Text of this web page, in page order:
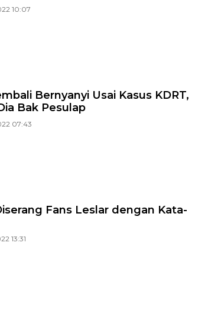
10:07
Bernyanyi Usai Kasus KDRT,
Bak Pesulap
07:43
Fans Leslar dengan Kata-
13:31